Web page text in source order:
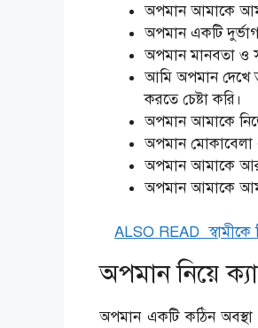
অপমান আমাকে
অপমান একটি
অপমান মানবতা ও
আমি অপমান দেখে
করতে চেষ্টা করি।
অপমান আমাকে
অপমান মোকাবেলা
অপমান আমাকে আরও
অপমান আমাকে
ALSO READ
অপমান নিয়ে
অপমান একটি কঠিন অবস্থা